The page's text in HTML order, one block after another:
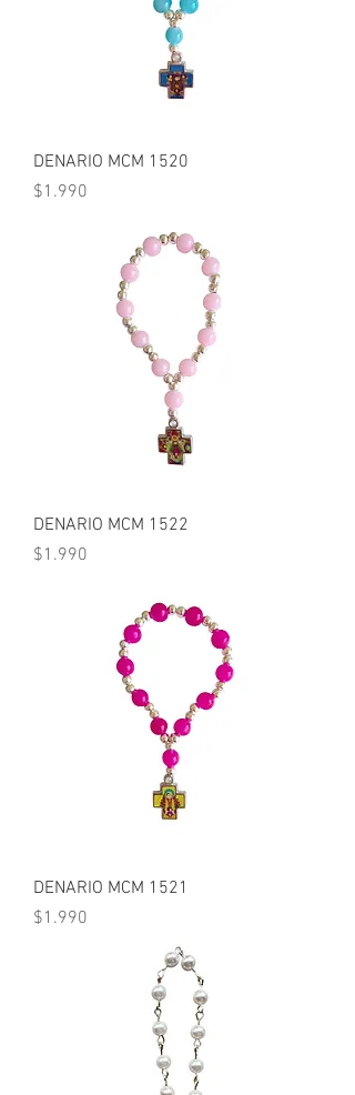
DENARIO MCM 1520
Precio
$1.990
DENARIO MCM 1522
Precio
$1.990
DENARIO MCM 1521
Precio
$1.990